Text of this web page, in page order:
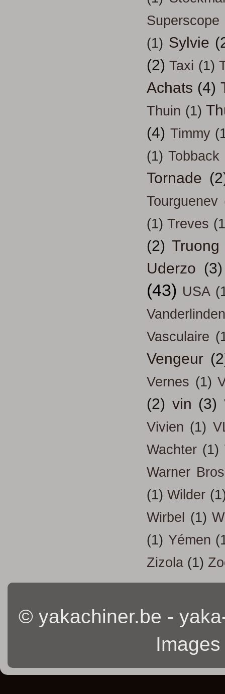
Superscope
(1) Sylvie
(2) Taxi (1)
Achats (4)
Thuin (1)
(4) Timmy
(1) Tobback
Tornade
Tourguenev
(1) Treves
(2) Truong
Uderzo (3)
(43) USA
Vanderlinden
Vasculaire
Vengeur
Vernes (1)
(2) vin (3)
Vivien (1)
Wachter (1)
Warner Bros
(1) Wilder
Wirbel
(1)
(1) Yémen
Zizola (1)
© yakachiner.be -